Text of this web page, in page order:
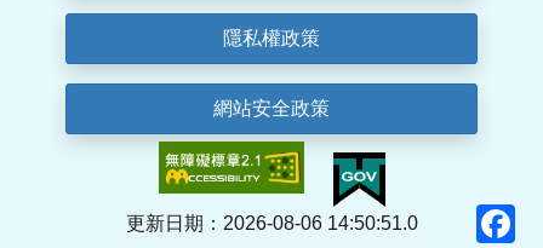
隱私權政策
網站安全政策
更新日期：2026-08-06 14:50:51.0